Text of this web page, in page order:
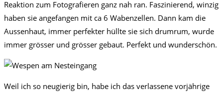
Reaktion zum Fotografieren ganz nah ran. Faszinierend, winzig
haben sie angefangen mit ca 6 Wabenzellen. Dann kam die
Aussenhaut, immer perfekter hüllte sie sich drumrum, wurde
immer grösser und grösser gebaut. Perfekt und wunderschön.
Weil ich so neugierig bin, habe ich das verlassene vorjährige